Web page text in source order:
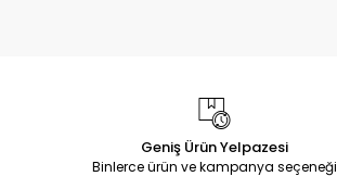
Geniş Ürün Yelpazesi
Binlerce ürün ve kampanya seçeneği